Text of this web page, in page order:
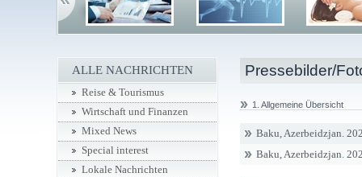
Pressebilder/
1. Allgemeine Übersicht
Baku, Azerbeidzjan.
Baku, Azerbeidzjan.
ALLE NACHRICHTEN
Reise & Tourismus
Wirtschaft und Finanzen
Mixed News
Special interest
Lokale Nachrichten